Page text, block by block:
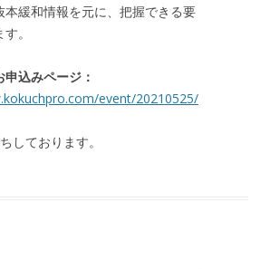
本緩和情報を元に、把握できる要
。
込みページ：
event/20210525/
しております。